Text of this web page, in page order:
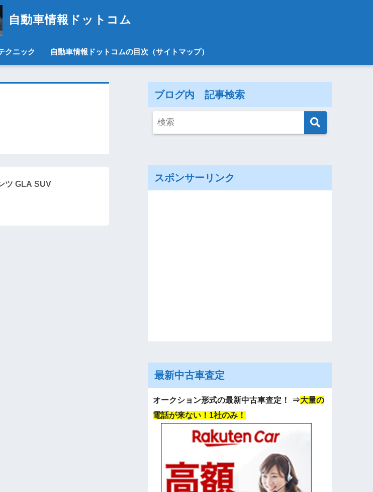
自動車情報ドットコム
クニック 自動車情報ドットコムの目次（サイトマップ）
ツ GLA SUV
ブログ内 記事検索
スポンサーリンク
最新中古車査定
オークション形式の最新中古車査定！ ⇒大量の
電話が来ない！1社のみ！